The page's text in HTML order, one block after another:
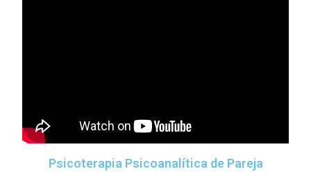
Psicoterapia Psicoanalítica de Pareja